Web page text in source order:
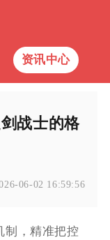
资讯中心
战士的格
06-02 16:59:56
制，精准把控